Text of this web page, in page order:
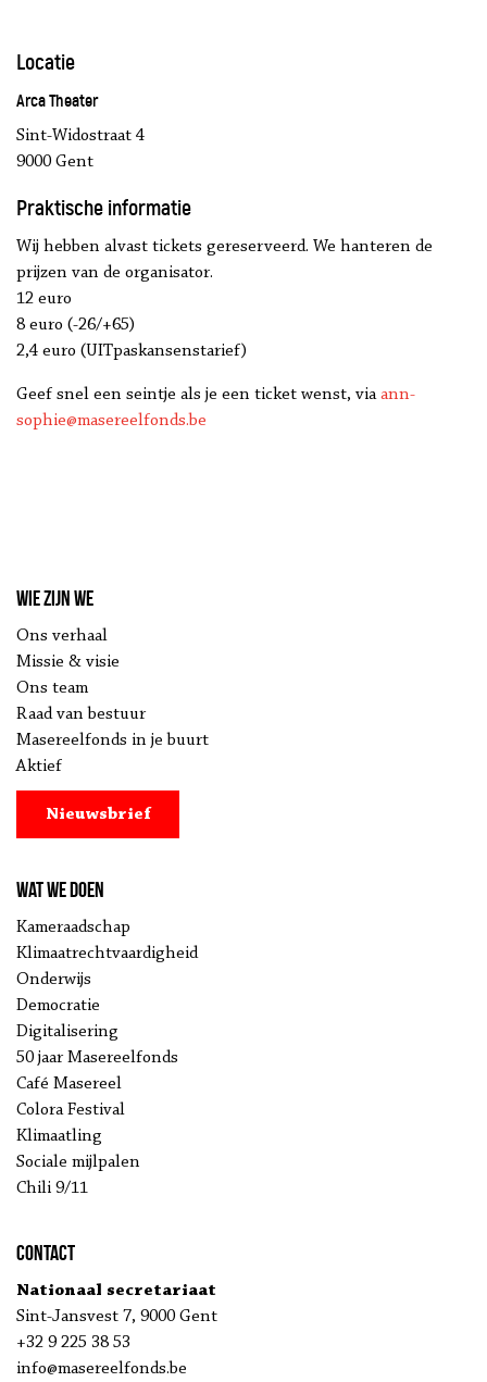
Locatie
Arca Theater
Sint-Widostraat 4
9000 Gent
Praktische informatie
Wij hebben alvast tickets gereserveerd. We hanteren de
prijzen van de organisator.
12 euro
8 euro (-26/+65)
2,4 euro (UITpaskansenstarief)
Geef snel een seintje als je een ticket wenst, viaann-
sophie@masereelfonds.be
Wie zijn we
Ons verhaal
Missie & visie
Ons team
Raad van bestuur
Masereelfonds in je buurt
Aktief
Nieuwsbrief
Wat we doen
Kameraadschap
Klimaatrechtvaardigheid
Onderwijs
Democratie
Digitalisering
50 jaar Masereelfonds
Café Masereel
Colora Festival
Klimaatling
Sociale mijlpalen
Chili 9/11
Contact
Nationaal secretariaat
Sint-Jansvest 7, 9000 Gent
+32 9 225 38 53
info@masereelfonds.be